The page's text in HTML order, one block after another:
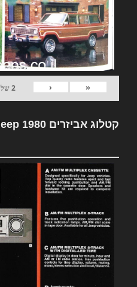
«
‹
2של
קטלוג אביזרים Jeep 1980